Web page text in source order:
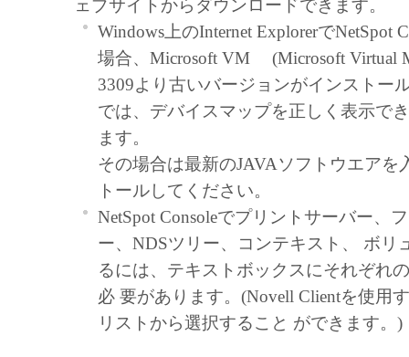
許諾
キヤノンは、お客様が「キヤノン
目的のために、「キヤノン製品」
トワークを通じ接続される複数の
下「指定機器」と言います。）に
トウェア」を使用（本契約書にお
トウェア」をコンピュータの記憶
ールすること、またはコンピュー
ること、 アクセスすること、もし
とのいずれも含むものとします。
占的権利をお客様に対して許諾し
また「指定機器」にネットワーク
ェブサイトからダウンロードできます。
Windows上のInternet ExplorerでNetSpot
場合、Microsoft VM (Microsoft Virtual
3309より古いバージョンがインストー
では、デバイスマップを正しく表示で
ます。
その場合は最新のJAVAソフトウエアを
トールしてください。
NetSpot Consoleでプリントサーバー、
ー、NDSツリー、コンテキスト、 ボリ
るには、テキストボックスにそれぞれ
必 要があります。(Novell Clientを使用
リストから選択すること ができます。)